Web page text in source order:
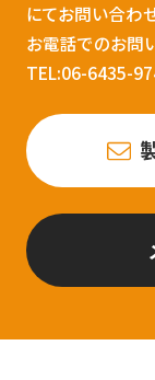
にてお問い合わ
お電話でのお問
TEL:06-6435-